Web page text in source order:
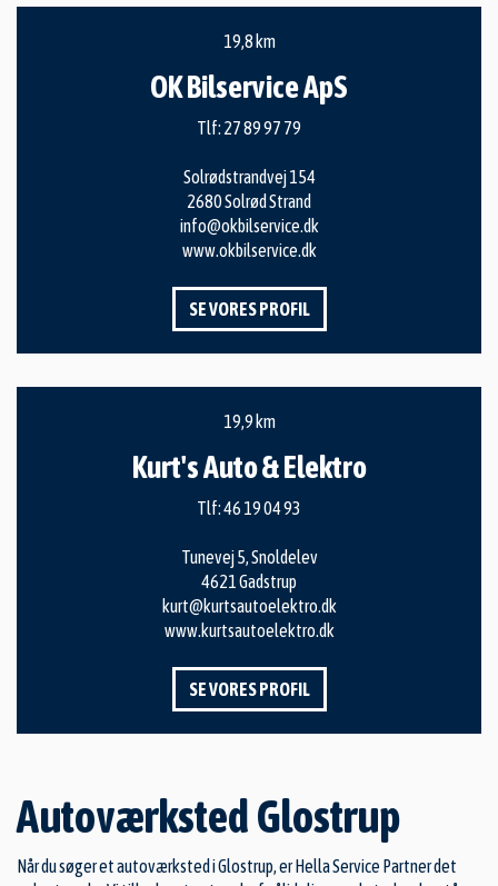
19,8 km
OK Bilservice ApS
Tlf: 27 89 97 79
Solrødstrandvej 154
2680 Solrød Strand
info@okbilservice.dk
www.okbilservice.dk
SE VORES PROFIL
19,9 km
Kurt's Auto & Elektro
Tlf:46 19 04 93
Tunevej 5, Snoldelev
4621 Gadstrup
kurt@kurtsautoelektro.dk
www.kurtsautoelektro.dk
SE VORES PROFIL
Autoværksted Glostrup
Når du søger et autoværksted i Glostrup, er Hella Service Partner det